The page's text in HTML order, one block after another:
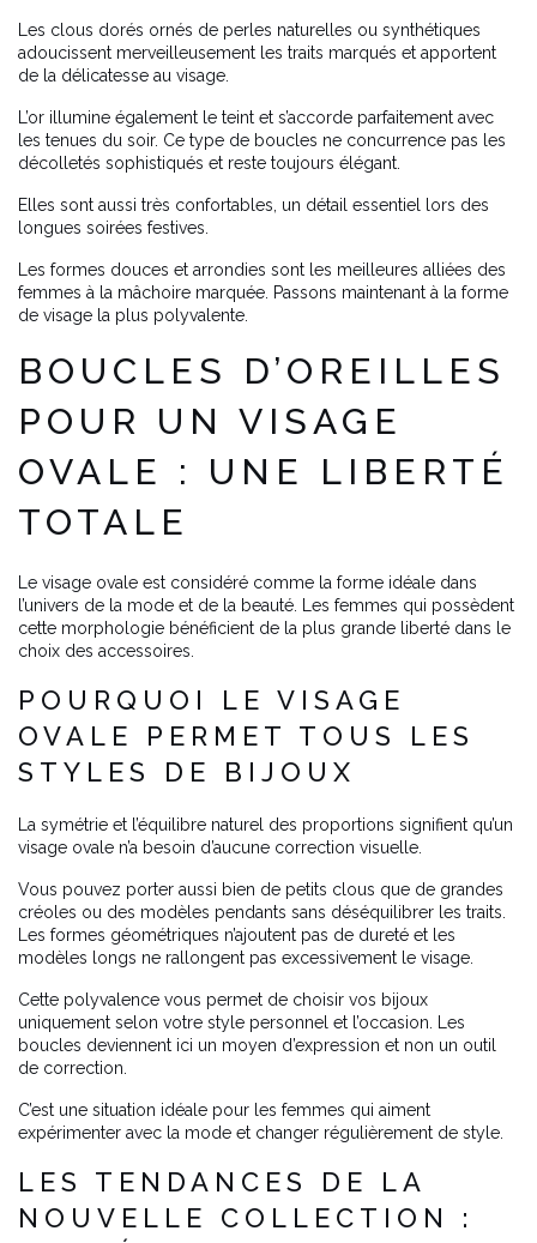
Les clous dorés ornés de perles naturelles ou synthétiques
adoucissent merveilleusement les traits marqués et apportent
de la délicatesse au visage.
L’or illumine également le teint et s’accorde parfaitement avec
les tenues du soir. Ce type de boucles ne concurrence pas les
décolletés sophistiqués et reste toujours élégant.
Elles sont aussi très confortables, un détail essentiel lors des
longues soirées festives.
Les formes douces et arrondies sont les meilleures alliées des
femmes à la mâchoire marquée. Passons maintenant à la forme
de visage la plus polyvalente.
BOUCLES D’OREILLES
POUR UN VISAGE
OVALE : UNE LIBERTÉ
TOTALE
Le visage ovale est considéré comme la forme idéale dans
l’univers de la mode et de la beauté. Les femmes qui possèdent
cette morphologie bénéficient de la plus grande liberté dans le
choix des accessoires.
POURQUOI LE VISAGE
OVALE PERMET TOUS LES
STYLES DE BIJOUX
La symétrie et l’équilibre naturel des proportions signifient qu’un
visage ovale n’a besoin d’aucune correction visuelle.
Vous pouvez porter aussi bien de petits clous que de grandes
créoles ou des modèles pendants sans déséquilibrer les traits.
Les formes géométriques n’ajoutent pas de dureté et les
modèles longs ne rallongent pas excessivement le visage.
Cette polyvalence vous permet de choisir vos bijoux
uniquement selon votre style personnel et l’occasion. Les
boucles deviennent ici un moyen d’expression et non un outil
de correction.
C’est une situation idéale pour les femmes qui aiment
expérimenter avec la mode et changer régulièrement de style.
LES TENDANCES DE LA
NOUVELLE COLLECTION :